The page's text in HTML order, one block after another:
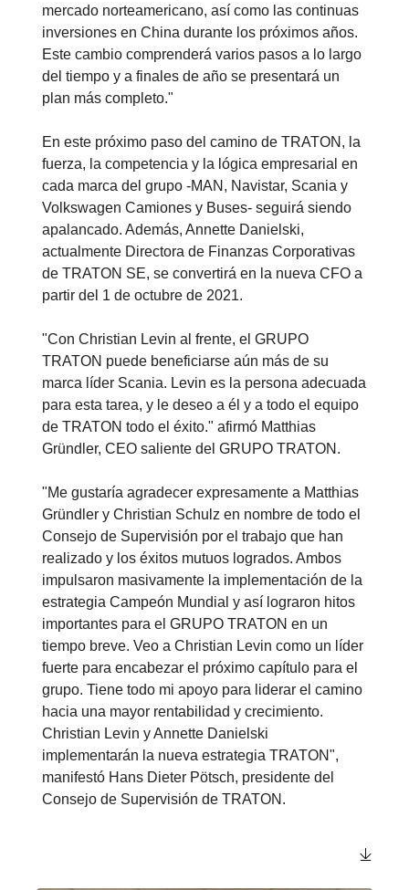
mercado norteamericano, así como las continuas
inversiones en China durante los próximos años.
Este cambio comprenderá varios pasos a lo largo
del tiempo y a finales de año se presentará un
plan más completo."
En este próximo paso del camino de TRATON, la
fuerza, la competencia y la lógica empresarial en
cada marca del grupo -MAN, Navistar, Scania y
Volkswagen Camiones y Buses- seguirá siendo
apalancado. Además, Annette Danielski,
actualmente Directora de Finanzas Corporativas
de TRATON SE, se convertirá en la nueva CFO a
partir del 1 de octubre de 2021.
"Con Christian Levin al frente, el GRUPO
TRATON puede beneficiarse aún más de su
marca líder Scania. Levin es la persona adecuada
para esta tarea, y le deseo a él y a todo el equipo
de TRATON todo el éxito." afirmó Matthias
Gründler, CEO saliente del GRUPO TRATON.
"Me gustaría agradecer expresamente a Matthias
Gründler y Christian Schulz en nombre de todo el
Consejo de Supervisión por el trabajo que han
realizado y los éxitos mutuos logrados. Ambos
impulsaron masivamente la implementación de la
estrategia Campeón Mundial y así lograron hitos
importantes para el GRUPO TRATON en un
tiempo breve. Veo a Christian Levin como un líder
fuerte para encabezar el próximo capítulo para el
grupo. Tiene todo mi apoyo para liderar el camino
hacia una mayor rentabilidad y crecimiento.
Christian Levin y Annette Danielski
implementarán la nueva estrategia TRATON",
manifestó Hans Dieter Pötsch, presidente del
Consejo de Supervisión de TRATON.